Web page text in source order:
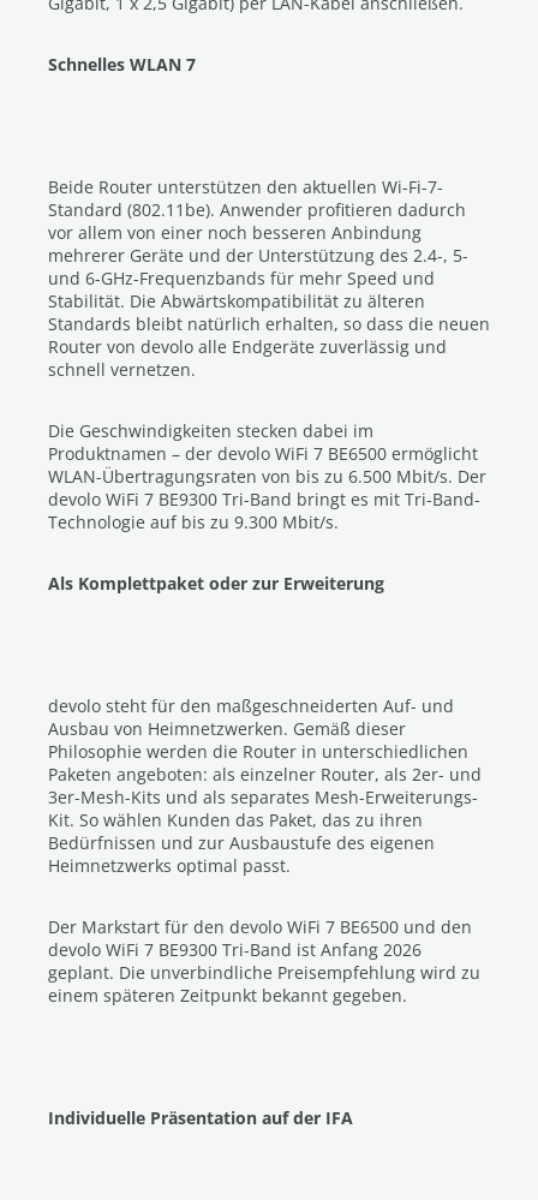
Schnelles WLAN 7
Beide Router unterstützen den aktuellen Wi-Fi-7-
Standard (802.11be). Anwender profitieren dadurch
vor allem von einer noch besseren Anbindung
mehrerer Geräte und der Unterstützung des 2.4-, 5-
und 6-GHz-Frequenzbands für mehr Speed und
Stabilität. Die Abwärtskompatibilität zu älteren
Standards bleibt natürlich erhalten, so dass die neuen
Router von devolo alle Endgeräte zuverlässig und
schnell vernetzen.
Die Geschwindigkeiten stecken dabei im
Produktnamen – der devolo WiFi 7 BE6500 ermöglicht
WLAN-Übertragungsraten von bis zu 6.500 Mbit/s. Der
devolo WiFi 7 BE9300 Tri-Band bringt es mit Tri-Band-
Technologie auf bis zu 9.300 Mbit/s.
Als Komplettpaket oder zur Erweiterung
devolo steht für den maßgeschneiderten Auf- und
Ausbau von Heimnetzwerken. Gemäß dieser
Philosophie werden die Router in unterschiedlichen
Paketen angeboten: als einzelner Router, als 2er- und
3er-Mesh-Kits und als separates Mesh-Erweiterungs-
Kit. So wählen Kunden das Paket, das zu ihren
Bedürfnissen und zur Ausbaustufe des eigenen
Heimnetzwerks optimal passt.
Der Markstart für den devolo WiFi 7 BE6500 und den
devolo WiFi 7 BE9300 Tri-Band ist Anfang 2026
geplant. Die unverbindliche Preisempfehlung wird zu
einem späteren Zeitpunkt bekannt gegeben.
Individuelle Präsentation auf der IFA